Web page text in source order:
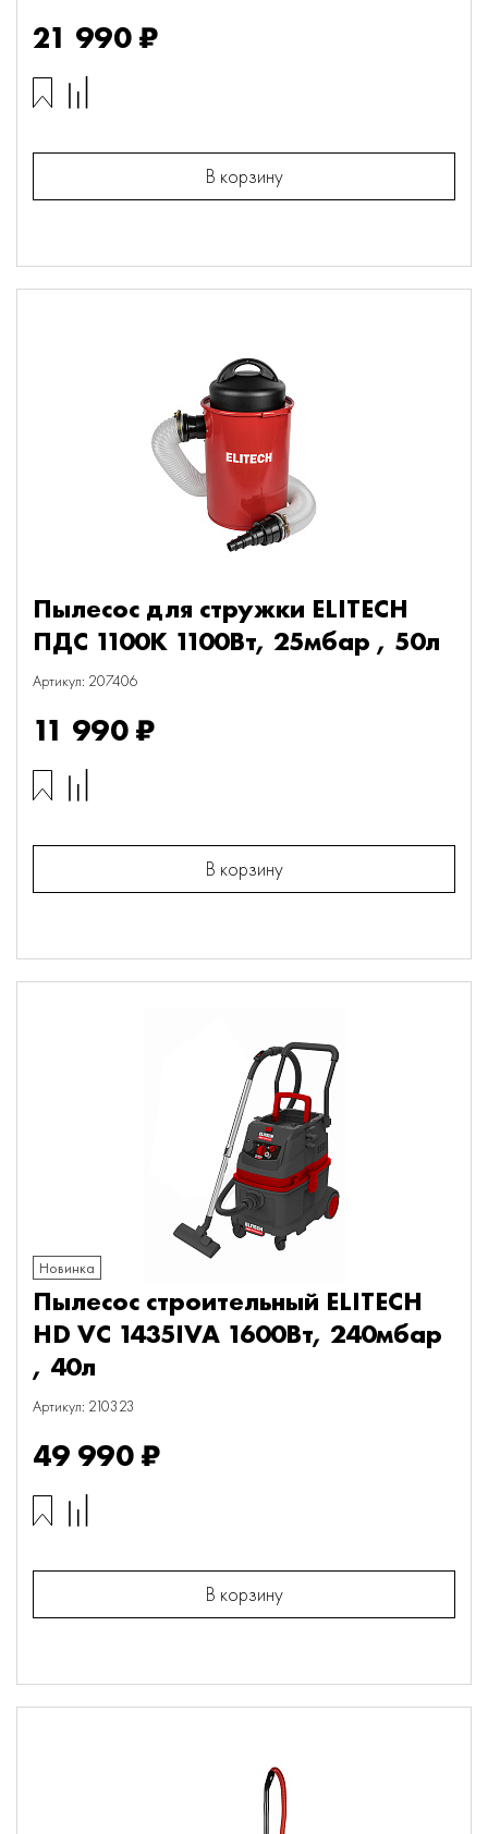
21 990 ₽
В корзину
Пылесос для стружки ELITECH
ПДС 1100К 1100Вт, 25мбар , 50л
Артикул: 207406
11 990 ₽
В корзину
Новинка
Пылесос строительный ELITECH
HD VC 1435IVA 1600Вт, 240мбар
, 40л
Артикул: 210323
49 990 ₽
В корзину